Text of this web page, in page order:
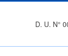
D. U. N°